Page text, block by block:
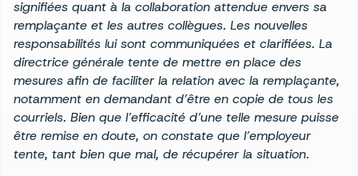
signifiées quant à la collaboration attendue envers sa
remplaçante et les autres collègues. Les nouvelles
responsabilités lui sont communiquées et clarifiées. La
directrice générale tente de mettre en place des
mesures afin de faciliter la relation avec la remplaçante,
notamment en demandant d’être en copie de tous les
courriels. Bien que l’efficacité d’une telle mesure puisse
être remise en doute, on constate que l’employeur
tente, tant bien que mal, de récupérer la situation.